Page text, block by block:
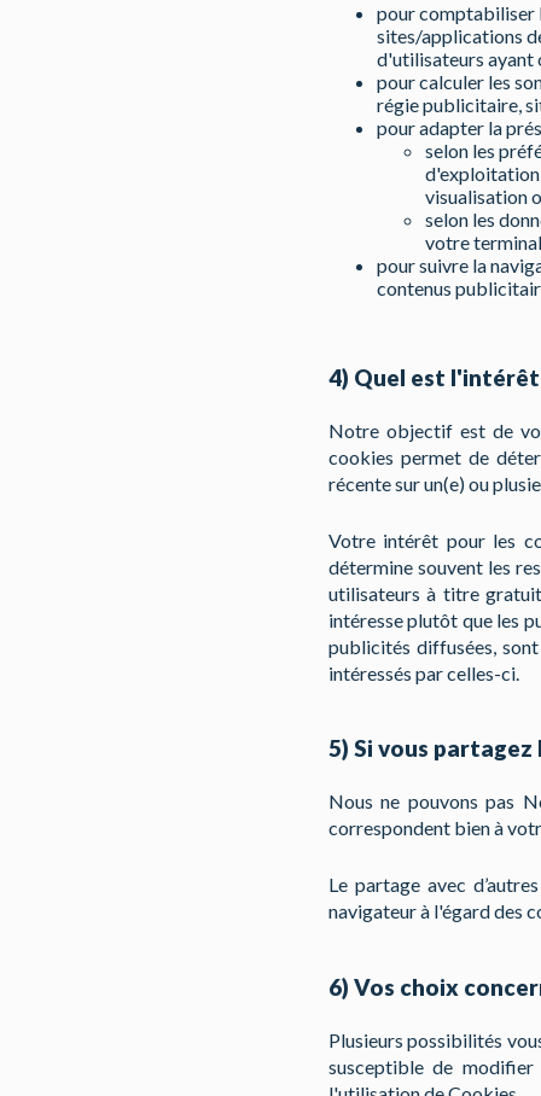
pour comptabiliser
sites/applications
d'utilisateurs ayant
pour calculer les
régie publicitaire,
pour adapter la
selon les
d'exploitation
visualisation
selon les
votre
pour suivre la
contenus
4) Quel est
Notre objectif est de
cookies permet de
récente sur un(e) ou
Votre intérêt pour les
détermine souvent les
utilisateurs à titre
intéresse plutôt que les
publicités diffusées,
intéressés par celles-ci.
5) Si vous
Nous ne pouvons pas
correspondent bien à
Le partage avec
navigateur à l'égard des
6) Vos choix
Plusieurs possibilités
susceptible de